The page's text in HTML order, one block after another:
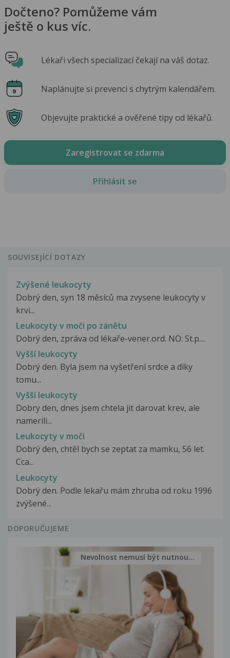
Dočteno? Pomůžeme vám
ještě o kus víc.
Lékaři všech specializací čekají na váš dotaz.
Naplánujte si prevenci s chytrým kalendářem.
Objevujte praktické a ověřené tipy od lékařů.
Zaregistrovat se zdarma
Přihlásit se
SOUVISEJÍCÍ DOTAZY
Zvýšené leukocyty
Dobrý den, syn 18 měsíců ma zvysene leukocyty v
krvi...
Leukocyty v moči po zánětu
Dobrý den, zpráva od lékaře-vener.ord. NO: St.p....
Vyšší leukocyty
Dobrý den. Byla jsem na vyšetření srdce a díky
tomu...
Vyšší leukocyty
Dobry den, dnes jsem chtela jit darovat krev, ale
namerili...
Leukocyty v moči
Dobrý den, chtěl bych se zeptat za mamku, 56 let.
Cca...
Leukocyty
Dobrý den. Podle lekařu mám zhruba od roku 1996
zvýšené...
DOPORUČUJEME
Nevolnost nemusí být nutnou...